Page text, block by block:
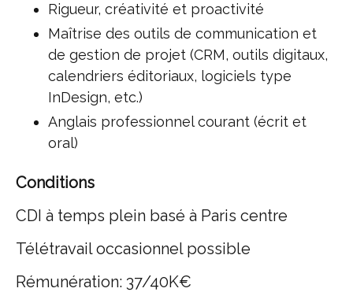
Rigueur, créativité et proactivité
Maîtrise des outils de communication et
de gestion de projet (CRM, outils digitaux,
calendriers éditoriaux, logiciels type
InDesign, etc.)
Anglais professionnel courant (écrit et
oral)
Conditions
CDI à temps plein basé à Paris centre
Télétravail occasionnel possible
Rémunération: 37/40K€